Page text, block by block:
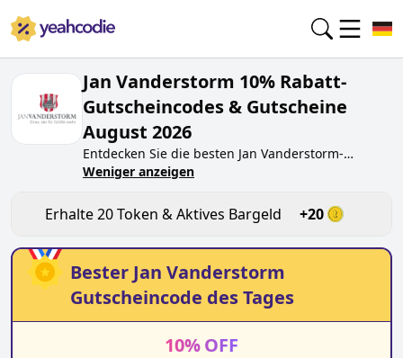
Jan Vanderstorm 10% Rabatt-
Gutscheincodes & Gutscheine
August 2026
Entdecken Sie die besten Jan Vanderstorm-
Gutscheincodes von heute für
verdienen Sie Token beijanvanderstorm.de
Sie den Code testen. Erhalten Sie Belohnungen,
wenn SieJan Vanderstorm-Gutscheincodes
einreichen und anderen Käufern beim Sparen
helfen.
Weniger anzeigen
Erhalte20Token & Aktives Bargeld +20
Bester Jan Vanderstorm
Gutscheincode des Tages
10%OFF